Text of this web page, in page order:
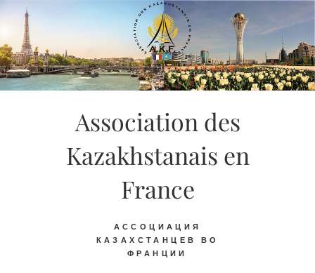
Skip
content
Association des
Kazakhstanais en
France
АССОЦИАЦИЯ
КАЗАХСТАНЦЕВ ВО
ФРАНЦИИ